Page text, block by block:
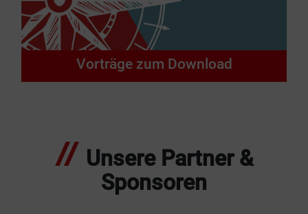
Vorträge zum Download
Unsere Partner &
Sponsoren